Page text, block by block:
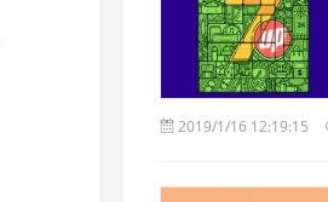
2019/1/16 12:19:15